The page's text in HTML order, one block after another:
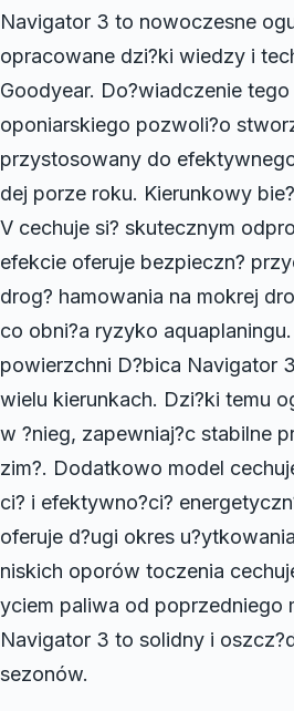
Navigator 3 to nowoczesne
opracowane dzi?ki wiedzy i
Goodyear. Do?wiadczenie
oponiarskiego pozwoli?o
przystosowany do
dej porze roku. Kierunkowy
V cechuje si? skutecznym
efekcie oferuje bezpieczn?
drog? hamowania na mokrej
co obni?a ryzyko
powierzchni D?bica Navigator
wielu kierunkach. Dzi?ki temu
w ?nieg, zapewniaj?c stabilne
zim?. Dodatkowo model
ci? i efektywno?ci?
oferuje d?ugi okres
niskich oporów toczenia
yciem paliwa od poprzedniego
Navigator 3 to solidny i
sezonów.